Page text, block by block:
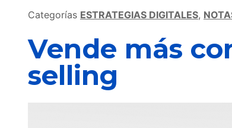
Categorías ESTRATEGIAS DIGITALES,
Vende más
selling